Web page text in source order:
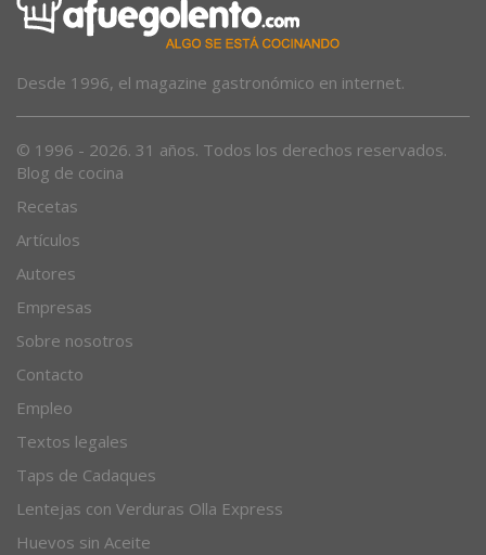
Desde 1996, el magazine gastronómico en internet.
© 1996 - 2026. 31 años. Todos los derechos reservados.
Blog de cocina
Recetas
Artículos
Autores
Empresas
Sobre nosotros
Contacto
Empleo
Textos legales
Taps de Cadaques
Lentejas con Verduras Olla Express
Huevos sin Aceite